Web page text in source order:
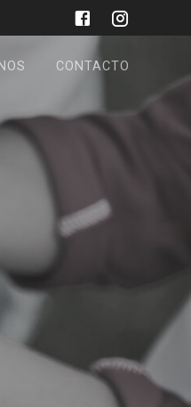
CONTACTO